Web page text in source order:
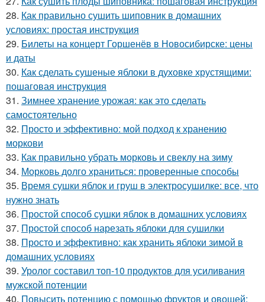
28. Как правильно сушить шиповник в домашних
условиях: простая инструкция
29. Билеты на концерт Горшенёв в Новосибирске: цены
и даты
30. Как сделать сушеные яблоки в духовке хрустящими:
пошаговая инструкция
31. Зимнее хранение урожая: как это сделать
самостоятельно
32. Просто и эффективно: мой подход к хранению
моркови
33. Как правильно убрать морковь и свеклу на зиму
34. Морковь долго храниться: проверенные способы
35. Время сушки яблок и груш в электросушилке: все, что
нужно знать
36. Простой способ сушки яблок в домашних условиях
37. Простой способ нарезать яблоки для сушилки
38. Просто и эффективно: как хранить яблоки зимой в
домашних условиях
39. Уролог составил топ-10 продуктов для усиливания
мужской потенции
40. Повысить потенцию с помощью фруктов и овощей: